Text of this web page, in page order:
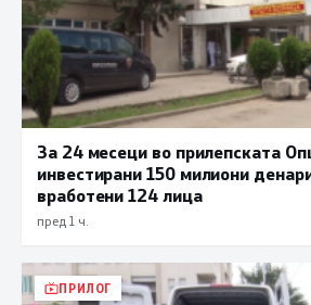
За 24 месеци во прилепската
инвестирани 150 милиони
вработени 124 лица
пред 1 ч.
ПРИЛОГ